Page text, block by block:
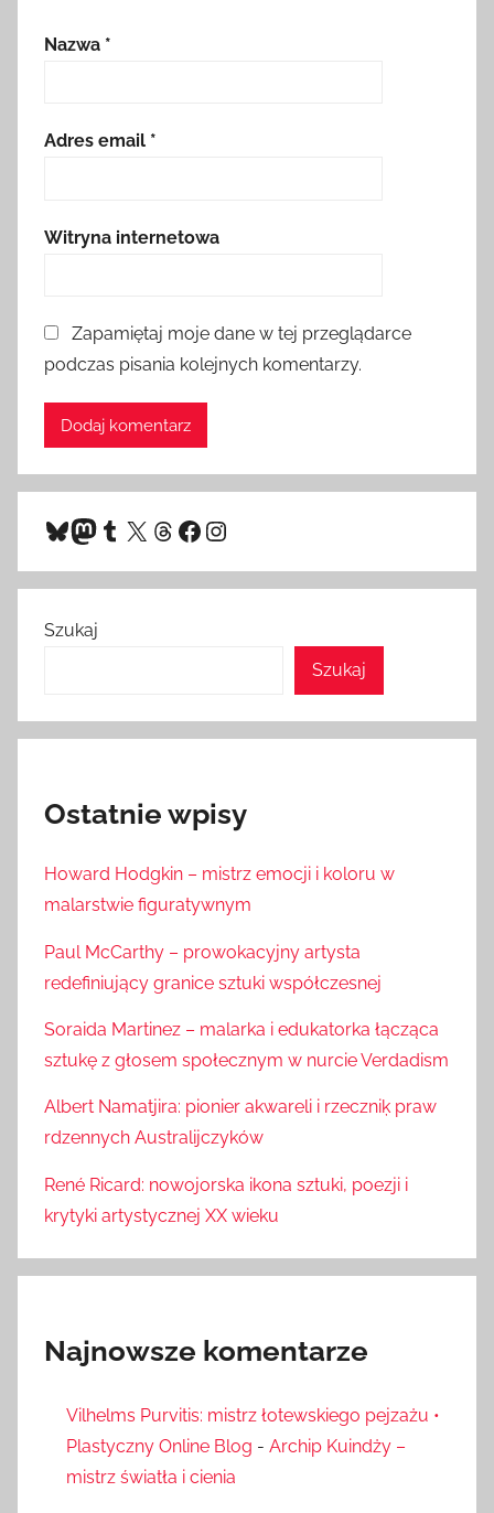
Nazwa *
Adres email *
Witryna internetowa
Zapamiętaj moje dane w tej przeglądarce
podczas pisania kolejnych komentarzy.
Bluesky
Mastodon
Tumblr
X Threads
Facebook
Instagram
Szukaj
Szukaj
Ostatnie wpisy
Howard Hodgkin – mistrz emocji i koloru w
malarstwie figuratywnym
Paul McCarthy – prowokacyjny artysta
redefiniujący granice sztuki współczesnej
Soraida Martinez – malarka i edukatorka łącząca
sztukę z głosem społecznym w nurcie Verdadism
Albert Namatjira: pionier akwareli i rzeczniķ praw
rdzennych Australijczyków
René Ricard: nowojorska ikona sztuki, poezji i
krytyki artystycznej XX wieku
Najnowsze komentarze
Vilhelms Purvitis: mistrz łotewskiego pejzażu •
Plastyczny Online Blog - Archip Kuindży –
mistrz światła i cienia